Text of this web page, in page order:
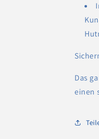
Das
einen